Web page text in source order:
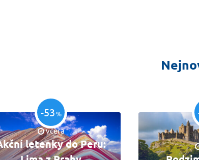
-53%
včera
letenky do Peru: